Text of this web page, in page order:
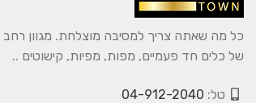
כל מה שאתה צריך למסיבה מוצלחת. מגוון רחב
של כלים חד פעמיים, מפות, מפיות, קישוטים ..
טל: 04-912-2040